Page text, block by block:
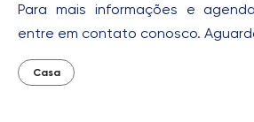
Para mais informações e
entre em contato conosco.
Casa